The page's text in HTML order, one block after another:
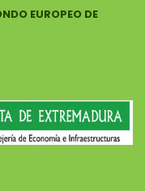
EUROPEO DE